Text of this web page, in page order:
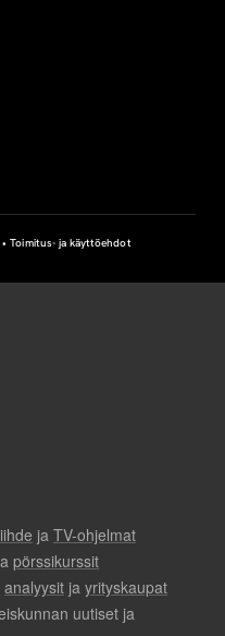
•Toimitus- ja käyttöehdot